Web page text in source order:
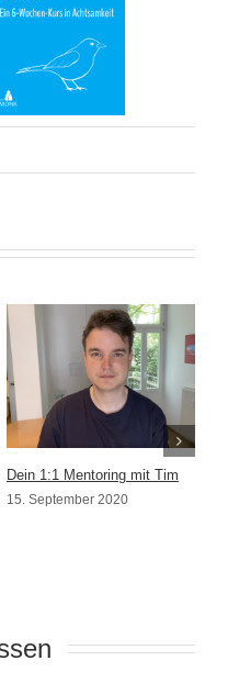
Dein 1:1 Mentoring mit Tim
15. September 2020